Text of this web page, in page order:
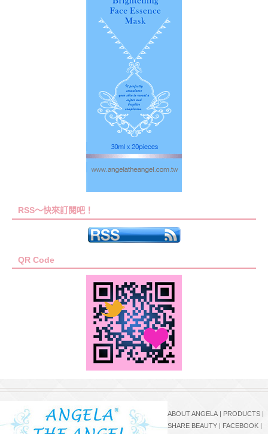
RSS～快來訂閱吧！
QR Code
ABOUT ANGELA | PRODUCTS |
SHARE BEAUTY | FACEBOOK |